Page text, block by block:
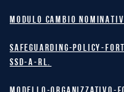
MODULO CAMBIO
safeguarding-policy-
SSD-A-RL.